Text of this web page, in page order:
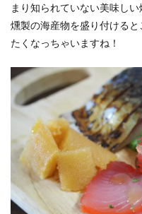
まり知られていない美味し
燻製の海産物を盛り付ける
たくなっちゃいますね！